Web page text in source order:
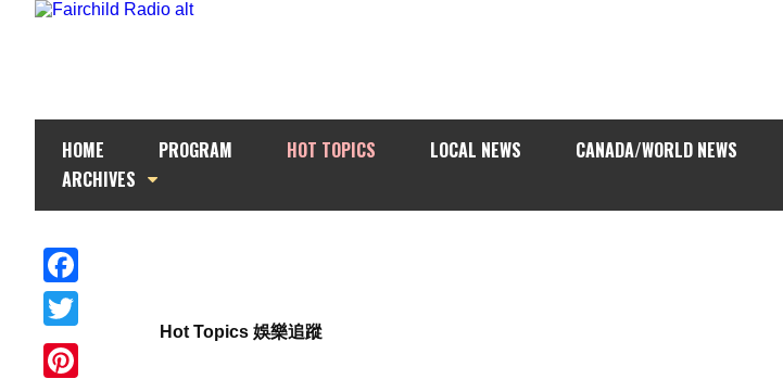
HOME PROGRAM HOT TOPICS LOCAL NEWS CANADA/WORLD NEWS
ARCHIVES
Facebook
Twitter
Hot Topics 娛樂追蹤